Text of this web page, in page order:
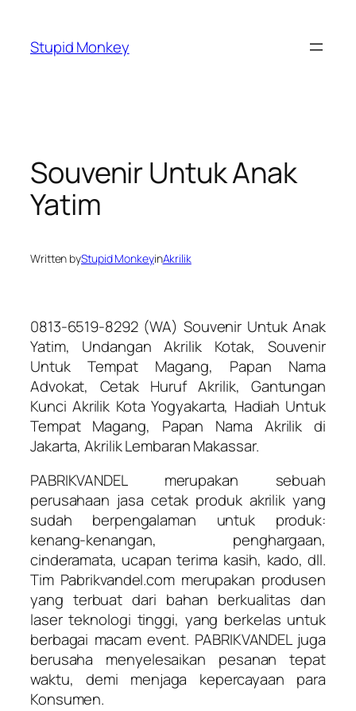
content
Stupid Monkey
Souvenir Untuk Anak
Yatim
Written byStupid MonkeyinAkrilik
0813-6519-8292 (WA) Souvenir Untuk Anak
Yatim, Undangan Akrilik Kotak, Souvenir
Untuk Tempat Magang, Papan Nama
Advokat, Cetak Huruf Akrilik, Gantungan
Kunci Akrilik Kota Yogyakarta, Hadiah Untuk
Tempat Magang, Papan Nama Akrilik di
Jakarta, Akrilik Lembaran Makassar.
PABRIKVANDEL merupakan sebuah
perusahaan jasa cetak produk akrilik yang
sudah berpengalaman untuk produk:
kenang-kenangan, penghargaan,
cinderamata, ucapan terima kasih, kado, dll.
Tim Pabrikvandel.com merupakan produsen
yang terbuat dari bahan berkualitas dan
laser teknologi tinggi, yang berkelas untuk
berbagai macam event. PABRIKVANDEL juga
berusaha menyelesaikan pesanan tepat
waktu, demi menjaga kepercayaan para
Konsumen.